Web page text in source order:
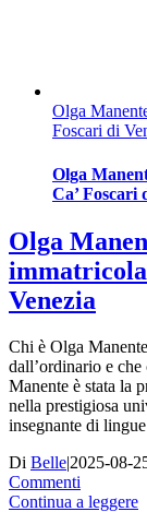
Olga
Foscari di
Olga
Ca’ Foscari
Olga
Venezia
Chi è Olga
dall’ordinario e
Manente è stata la
nella prestigiosa
insegnante di
Di Belle|2025-08-
Commenti
Continua a leggere